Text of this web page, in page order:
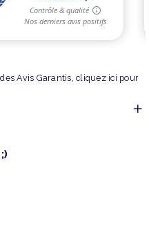
Avis Garantis, cliquez ici pour